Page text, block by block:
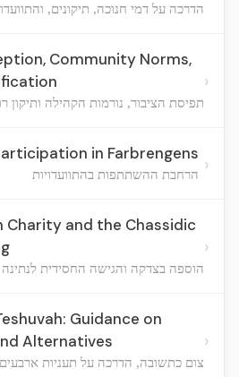
הדרכה על דמי חנוכה, תיקונים,
Community Norms,
תפיסת הציבור, נורמות הקהילה ותיקון
›
in Farbrengens
הרחבת ההשתתפות בהתוועדויות ›
Charity and the Chassidic
הוספה בצדקה והגישה החסידית לנתינה
›
Guidance on
Alternatives
צום כתשובה, הדרכה על תעניות ארבעים
›